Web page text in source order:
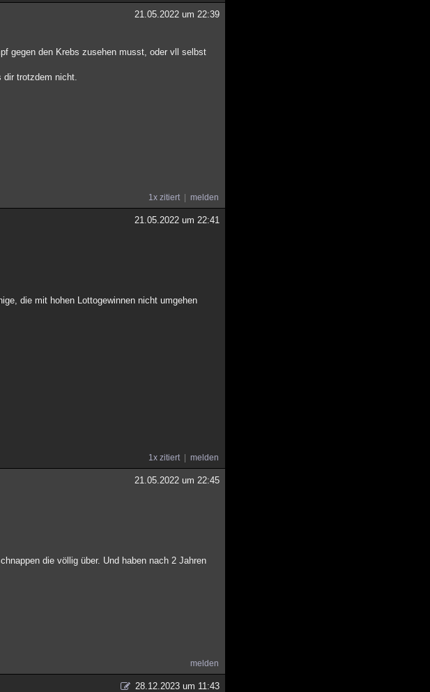
21.05.2022 um 22:39
gegen den Krebs zusehen musst, oder vll selbst
dir trotzdem nicht.
1x zitiert melden
21.05.2022 um 22:41
die mit hohen Lottogewinnen nicht umgehen
1x zitiert melden
21.05.2022 um 22:45
die völlig über. Und haben nach 2 Jahren
melden
28.12.2023 um 11:43